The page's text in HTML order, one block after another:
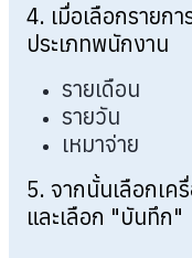
4. เมื่อเลือกรายก
ประเภทพนักงาน
รายเดือน
รายวัน
เหมาจ่าย
5. จากนั้นเลือกเ
และเลือก "บันทึก"